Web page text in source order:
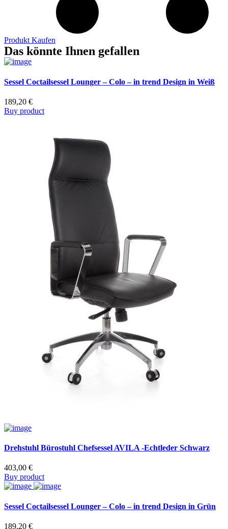
Produkt Kaufen
Das könnte Ihnen gefallen
Sessel Coctailsessel Lounger – Colo – in trend Design in Weiß
189,20 €
Buy product
Drehstuhl Bürostuhl Chefsessel AVILA -Echtleder Schwarz
403,00 €
Buy product
Sessel Coctailsessel Lounger – Colo – in trend Design in Grün
189,20 €